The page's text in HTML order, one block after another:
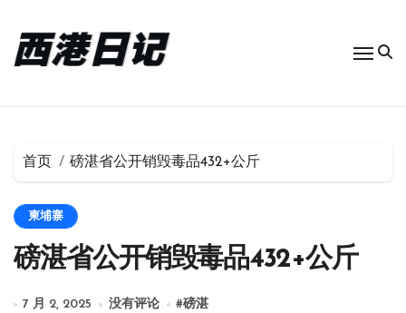
首页 磅湛省公开销毁毒品432+公斤
柬埔寨
磅湛省公开销毁毒品432+公斤
7 月 2, 2025 没有评论 #磅湛